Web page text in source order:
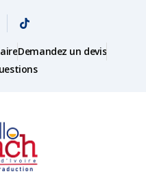
Demandez un devis